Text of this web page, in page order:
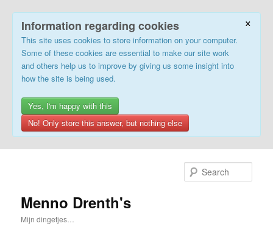
×
Information regarding cookies
This site uses cookies to store information on your computer.
Some of these cookies are essential to make our site work
and others help us to improve by giving us some insight into
how the site is being used.
Yes, I'm happy with this
No! Only store this answer, but nothing else
Menno Drenth's
Mijn dingetjes…